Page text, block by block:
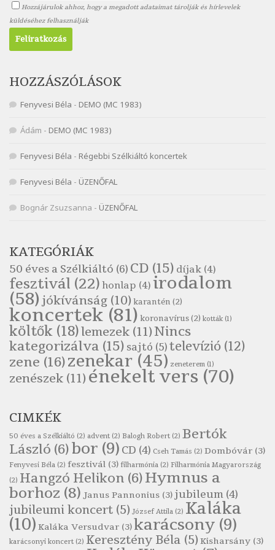
Nagy Bandó András: Scarabeus
Szélkiáltó
Nagy Bandó András: Ülj le csak egyszer
Nagy Bandó András: Vakondok
Nagy Bandó András: Vizilóblues
Szélkiáltó
Szélkiáltó
Népköltés: Most érkeztünk
Szélkiáltó
Népköltés: Reggeli köszöntő
Pákolitz István: Altató
Szélkiáltó
Pákolitz István: Bakarasz
Szélkiáltó
Pákolitz István: Csiga-biga
Szélkiáltó
Pákolitz István: Kiolvasó
Szélkiáltó
Páskándi Géza: Madárijesztő
Szélkiáltó
Szélkiáltó
Robert Burns: Árpa Jankó
Szélkiáltó
Robert Burns: Most hoci a számlát
Szélkiáltó
Robert Burns: Most hoci a számlát
Szélkiáltó
Robert Burns: Nagyhasú flaskó…
Szélkiáltó
Hozzájárulok ahhoz, hogy a megadott adataimat tárolják és hírlevelek
küldéséhez felhasználják
HOZZÁSZÓLÁSOK
Fenyvesi Béla - DEMO (MC 1983)
Ádám - DEMO (MC 1983)
Fenyvesi Béla - Régebbi Szélkiáltó koncertek
Fenyvesi Béla - ÜZENŐFAL
Bognár Zsuzsanna - ÜZENŐFAL
KATEGÓRIÁK
50 éves a Szélkiáltó (6) CD (15) díjak (4)
fesztivál (22) honlap (4) irodalom
(58)jókívánság (10) karantén (2)
koncertek(81) koronavírus(2) kották (1)
költők (18)lemezek (11)Nincs
kategorizálva (15) sajtó (5)televízió (12)
zene (16)zenekar (45) zeneterem (1)
zenészek (11) énekelt vers (70)
CIMKÉK
50 éves a Szélkiáltó (2) advent (2) Balogh Robert (2) Bertók
László (6)bor (9) CD (4) Cseh Tamás (2) Dombóvár (3)
Fenyvesi Béla (2) fesztivál (3) filharmónia (2) Filharmónia Magyarország
(2) Hangzó Helikon (6)Hymnus a
borhoz (8) Janus Pannonius (3)jubileum (4)
jubileumi koncert (5) József Attila (2) Kaláka
(10) Kaláka Versudvar (3)karácsony (9)
karácsonyi koncert (2) Keresztény Béla (5) Kisharsány (3)